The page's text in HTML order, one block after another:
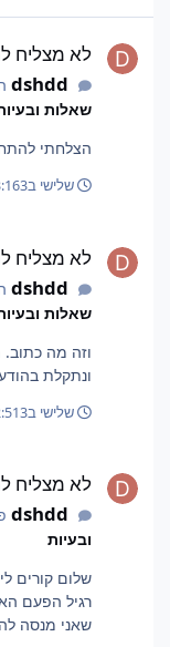
לא מצליח
dshdd
שאלות
הצלחתי
שלישי ב13:163 ימים
לא מצליח
dshdd
שאלות
וזה מה
ונתקלת
שלישי ב12:513 ימים
לא מצליח
dshdd
ובעיות
שאני מנסה